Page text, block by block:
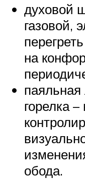
духовой
газовой,
на
паяльная
горелка
обода.